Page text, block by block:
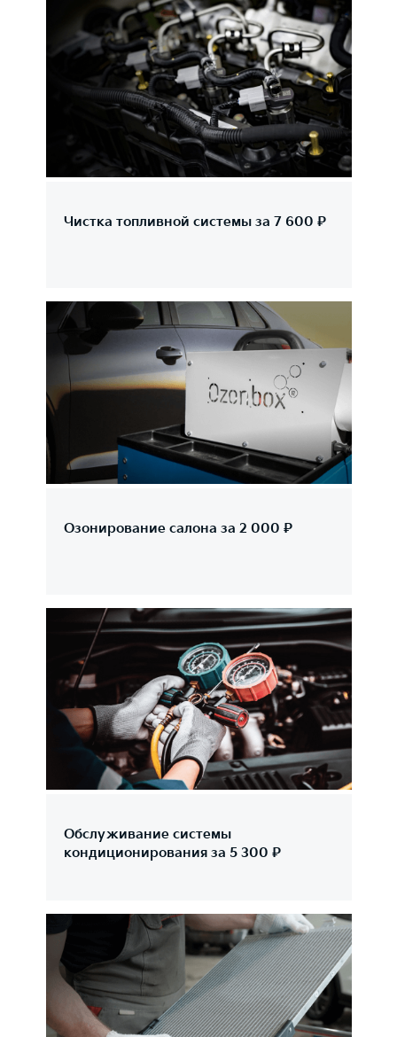
Чистка топливной системы за 7 600 ₽
Озонирование салона за 2 000 ₽
Обслуживание системы
кондиционирования за 5 300 ₽